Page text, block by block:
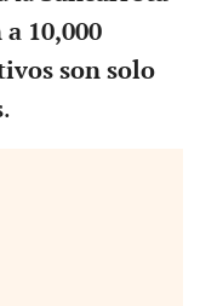
10,000
son solo
.